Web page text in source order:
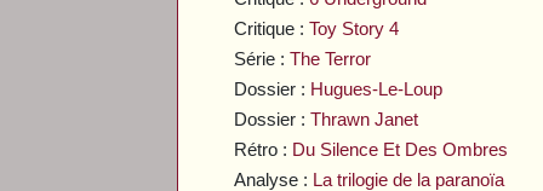
Critique :Toy Story 4
Série :The Terror
Dossier : Hugues-Le-Loup
Dossier :Thrawn Janet
Rétro : Du Silence Et Des Ombres
Analyse : La trilogie de la paranoïa